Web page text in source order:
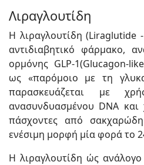
Λιραγλουτίδη
Η λιραγλουτίδη (Liraglutide
αντιδιαβητικό φάρμακο,
ορμόνης GLP-1(Glucagon-
ως «παρόμοιο με τη
παρασκευάζεται με
ανασυνδυασμένου DNA και
πάσχοντες από
ενέσιμη μορφή μία φορά το
Η λιραγλουτίδη ώς